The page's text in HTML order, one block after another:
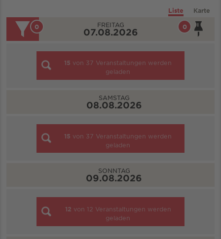
Liste Karte
0
0 FREITAG
07.08.2026
15 von 37 Veranstaltungen werden
geladen
SAMSTAG
08.08.2026
15 von 37 Veranstaltungen werden
geladen
SONNTAG
09.08.2026
12 von 12 Veranstaltungen werden
geladen